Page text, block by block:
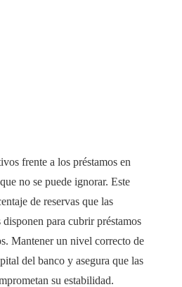
frente a los préstamos en
no se puede ignorar. Este
de reservas que las
para cubrir préstamos
Mantener un nivel correcto de
del banco y asegura que las
su estabilidad.